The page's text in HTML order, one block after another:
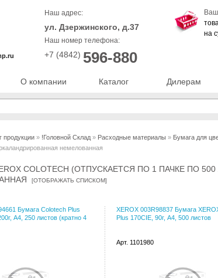
О компании Каталог Дилерам
Наш адрес:
ул. Дзержинского, д.37
Наш номер телефона:
+7 (4842) 596-880
на
продукции » !Головной Склад » Расходные материалы » Бумага для
немелованная
COLOTECH (ОТПУСКАЕТСЯ ПО 1 ПАЧКЕ ПО
[ОТОБРАЖАТЬ СПИСКОМ]
Бумага Colotech Plus
A4, 250 листов (кратно 4
XEROX 003R98837 Бумага
Plus 170CIE, 90г, A4, 500 листов
Арт. 1101980